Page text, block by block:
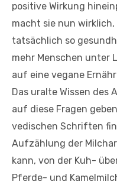
positive Wirkung
macht sie nun wirklich,
tatsächlich so
mehr Menschen unter
auf eine vegane
Das uralte Wissen des
auf diese Fragen
vedischen Schriften
Aufzählung der
kann, von der Kuh-
Pferde- und